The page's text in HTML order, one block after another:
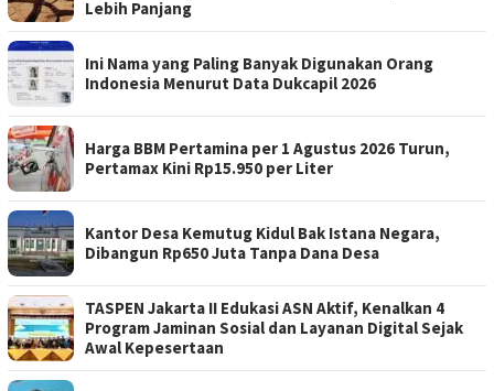
Lebih Panjang
Ini Nama yang Paling Banyak Digunakan Orang
Indonesia Menurut Data Dukcapil 2026
Harga BBM Pertamina per 1 Agustus 2026 Turun,
Pertamax Kini Rp15.950 per Liter
Kantor Desa Kemutug Kidul Bak Istana Negara,
Dibangun Rp650 Juta Tanpa Dana Desa
TASPEN Jakarta II Edukasi ASN Aktif, Kenalkan 4
Program Jaminan Sosial dan Layanan Digital Sejak
Awal Kepesertaan